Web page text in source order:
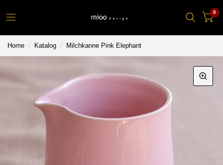
0
Home / Katalog / Milchkanne Pink Elephant